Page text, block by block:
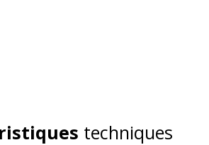
techniques